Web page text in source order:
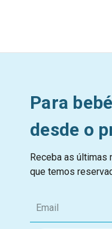
Para
desde o
Receba as
que temos
m